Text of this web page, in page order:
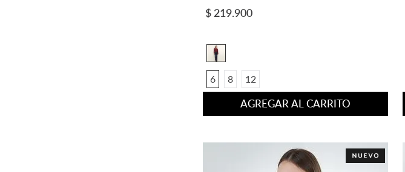
$ 219.900
6 8 12
AGREGAR AL CARRITO